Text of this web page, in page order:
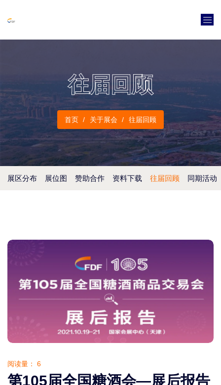
往届回顾
首页 关于展会 往届回顾
展区分布 展位图 赞助合作 资料下载 往届回顾 同期活动
阅读量： 6
第105届全国糖酒会—展后报告